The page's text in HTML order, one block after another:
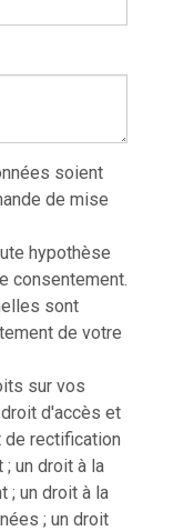
soient
de mise
hypothèse
consentement.
sont
de votre
sur vos
d'accès et
de rectification
un droit à la
; un droit à la
; un droit